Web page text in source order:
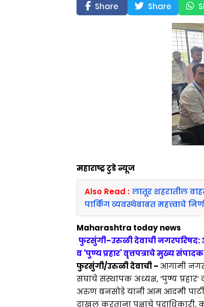
Share Share
महाराष्ट्र टुडे न्यूज
Also Read : लातूर शहरातील
पार्किंग व्यवस्थेबाबत महत्त्वाचे
Maharashtra today news
फुरसुंगी–उरुळी देवाची
व ‘पुण्य प्रहार’ वृत्तपत्राचे मुख्य
फुरसुंगी/उरुळी देवाची –आगामी
संघाचे संस्थापक अध्यक्ष, ‘पुण्य
अरुण बनसोडे यांनी आम आदमी
दाखल करताना पक्षाचे पदाधिकारी,